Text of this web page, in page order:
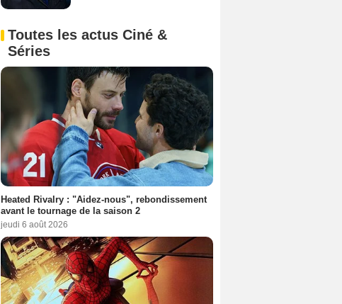
Toutes les actus Ciné &
Séries
Heated Rivalry : "Aidez-nous", rebondissement
avant le tournage de la saison 2
jeudi 6 août 2026